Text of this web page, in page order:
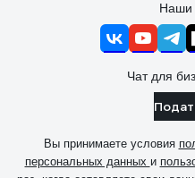
Наши
Чат для
Вы принимаете условия
персональных данных и